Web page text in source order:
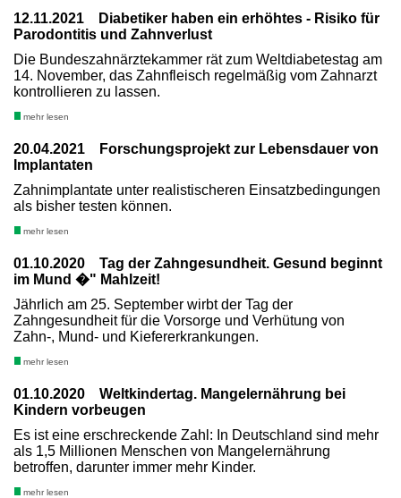
12.11.2021 Diabetiker haben ein erhöhtes - Risiko für
Parodontitis und Zahnverlust
Die Bundeszahnärztekammer rät zum Weltdiabetestag am
14. November, das Zahnfleisch regelmäßig vom Zahnarzt
kontrollieren zu lassen.
mehr lesen
20.04.2021 Forschungsprojekt zur Lebensdauer von
Implantaten
Zahnimplantate unter realistischeren Einsatzbedingungen
als bisher testen können.
mehr lesen
01.10.2020 Tag der Zahngesundheit. Gesund beginnt
im Mund �" Mahlzeit!
Jährlich am 25. September wirbt der Tag der
Zahngesundheit für die Vorsorge und Verhütung von
Zahn-, Mund- und Kiefererkrankungen.
mehr lesen
01.10.2020 Weltkindertag. Mangelernährung bei
Kindern vorbeugen
Es ist eine erschreckende Zahl: In Deutschland sind mehr
als 1,5 Millionen Menschen von Mangelernährung
betroffen, darunter immer mehr Kinder.
mehr lesen